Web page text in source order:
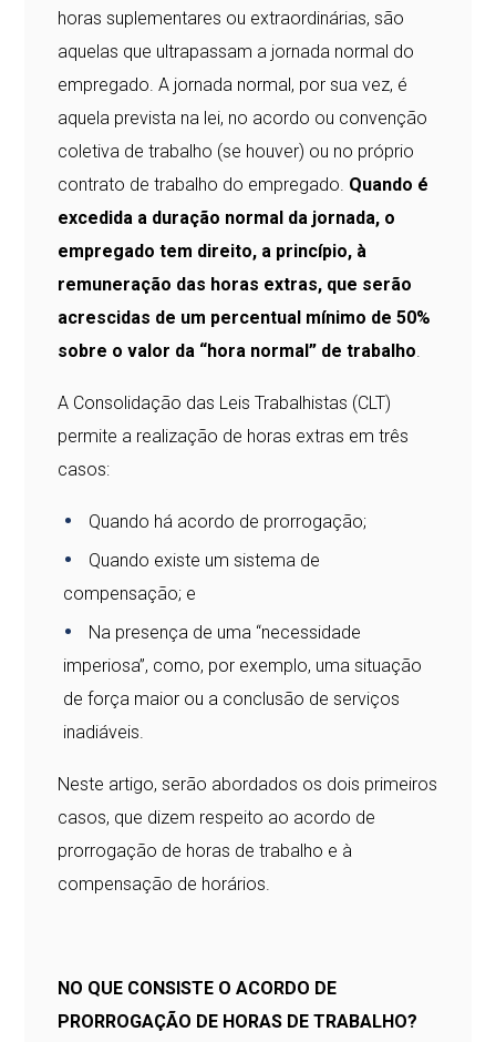
horas suplementares ou extraordinárias, são
aquelas que ultrapassam a jornada normal do
empregado. A jornada normal, por sua vez, é
aquela prevista na lei, no acordo ou convenção
coletiva de trabalho (se houver) ou no próprio
contrato de trabalho do empregado. Quando é
excedida a duração normal da jornada, o
empregado tem direito, a princípio, à
remuneração das horas extras, que serão
acrescidas de um percentual mínimo de 50%
sobre o valor da “hora normal” de trabalho
A Consolidação das Leis Trabalhistas (CLT)
permite a realização de horas extras em três
casos:
Quando há acordo de prorrogação;
Quando existe um sistema de
compensação; e
Na presença de uma “necessidade
imperiosa”, como, por exemplo, uma situação
de força maior ou a conclusão de serviços
inadiáveis.
Neste artigo, serão abordados os dois primeiros
casos, que dizem respeito ao acordo de
prorrogação de horas de trabalho e à
compensação de horários.
NO QUE CONSISTE O ACORDO DE
PRORROGAÇÃO DE HORAS DE TRABALHO?